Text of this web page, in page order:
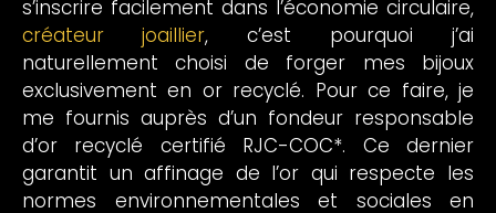
s’inscrire facilement dans l’économie circulaire,
créateur joaillier, c’est pourquoi j’ai
naturellement choisi de forger mes bijoux
exclusivement en or recyclé. Pour ce faire, je
me fournis auprès d’un fondeur responsable
d’or recyclé certifié RJC-COC*. Ce dernier
garantit un affinage de l’or qui respecte les
normes environnementales et sociales en